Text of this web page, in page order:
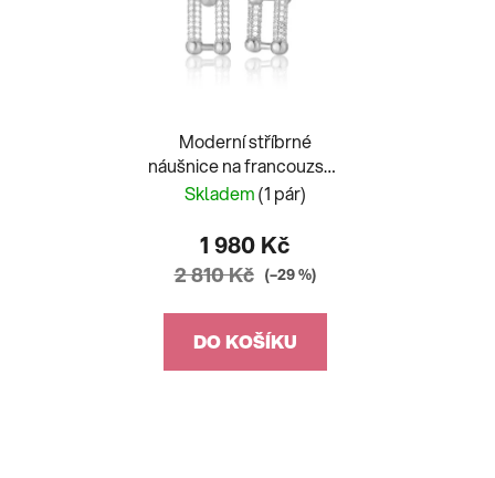
Moderní stříbrné
náušnice na francouzský
patent se zirkony
Skladem(1 pár)
1 980 Kč
2 810 Kč (–29 %)
DO KOŠÍKU